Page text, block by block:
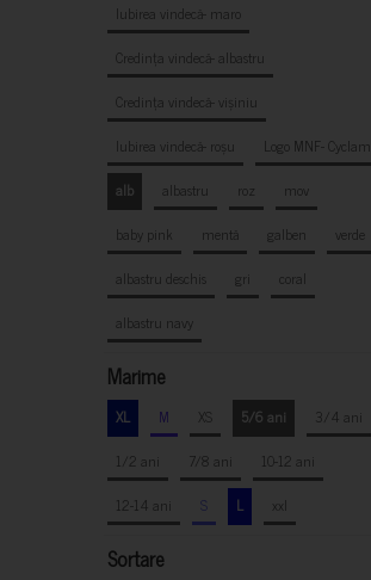
Iubirea vindecă- maro
Credința vindecă- albastru
Credința vindecă- vișiniu
Iubirea vindecă- roșu
Logo MNF- Cyclam
alb
albastru roz
mov
baby pink
mentă galben
verde
albastru deschis
gri
coral
albastru navy
Marime
XL M XS 5/6 ani
3/4 ani
1/2 ani
7/8 ani
10-12 ani
12-14 ani
S L xxl
Sortare